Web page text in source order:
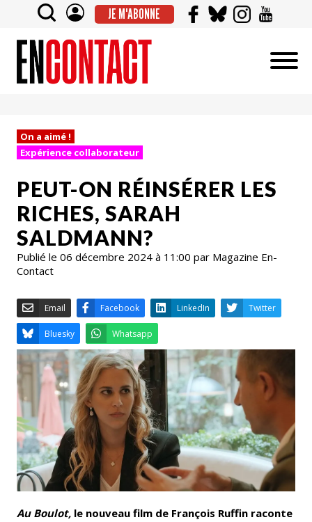
JE M'ABONNE
On a aimé !
Expérience collaborateur
PEUT-ON RÉINSÉRER LES
RICHES, SARAH
SALDMANN?
Publié le 06 décembre 2024 à 11:00 par Magazine En-
Contact
Email Facebook LinkedIn
Bluesky Whatsapp
Au Boulot, le nouveau film de François Ruffin raconte